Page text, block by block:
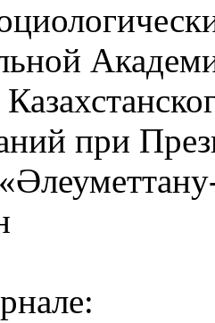
при